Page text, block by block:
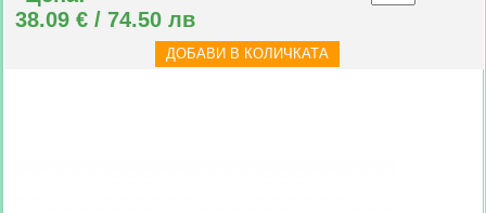
38.09 € / 74.50 лв